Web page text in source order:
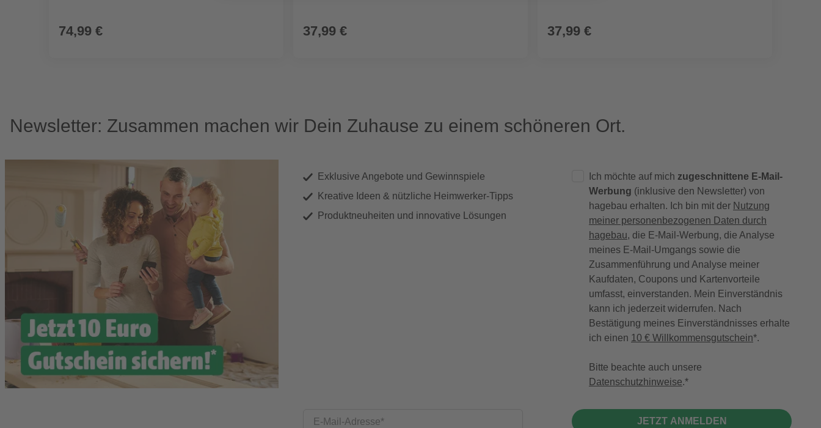
74,99 € 37,99 € 37,99 €
Newsletter: Zusammen machen wir Dein Zuhause zu einem schöneren Ort.
Exklusive Angebote und Gewinnspiele
Kreative Ideen & nützliche Heimwerker-Tipps
Produktneuheiten und innovative Lösungen
E-Mail-Adresse
Ich möchte auf mich zugeschnittene E-Mail-
Werbung (inklusive den Newsletter) von
hagebau erhalten. Ich bin mit der Nutzung
meiner personenbezogenen Daten durch
hagebau, die E-Mail-Werbung, die Analyse
meines E-Mail-Umgangs sowie die
Zusammenführung und Analyse meiner
Kaufdaten, Coupons und Kartenvorteile
umfasst, einverstanden. Mein Einverständnis
kann ich jederzeit widerrufen. Nach
Bestätigung meines Einverständnisses erhalte
ich einen 10 € Willkommensgutschein*.
Bitte beachte auch unsere
Datenschutzhinweise.
JETZT ANMELDEN